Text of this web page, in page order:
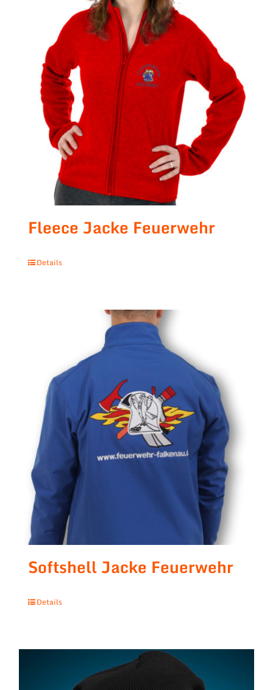
Fleece Jacke Feuerwehr
Details
Softshell Jacke Feuerwehr
Details